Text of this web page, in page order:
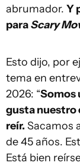
abrumador. Y
paraScary
Esto dijo, por
tema en
2026: “Somos
gusta nuestro
reír. Sacamos
de 45 años.
Está bien